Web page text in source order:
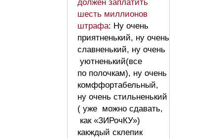
должен заплатить
шесть миллионов
штрафа: Ну очень
приятненький, ну очень
славненький, ну очень
уютненький(все
по полочкам), ну очень
комффортабельный,
ну очень стильненький
( уже можно сдавать,
как «ЗИРочКУ»)
какждый склепик